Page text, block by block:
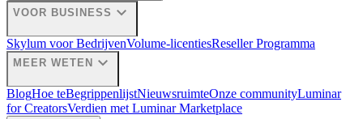
VOOR BUSINESS expand_more
Skylum voor BedrijvenVolume-licentiesReseller Programma
MEER WETEN expand_more
BlogHoe teBegrippenlijstNieuwsruimteOnze communityLuminar
for CreatorsVerdien met Luminar Marketplace